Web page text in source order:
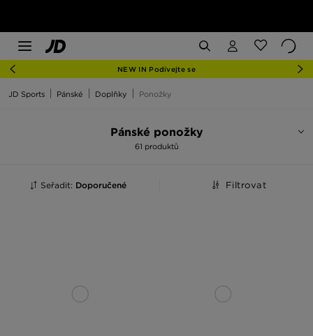
NEW IN Podívejte se
JD Sports Pánské Doplňky Ponožky
Pánské ponožky
61 produktů
Seřadit: Doporučené Filtrovat